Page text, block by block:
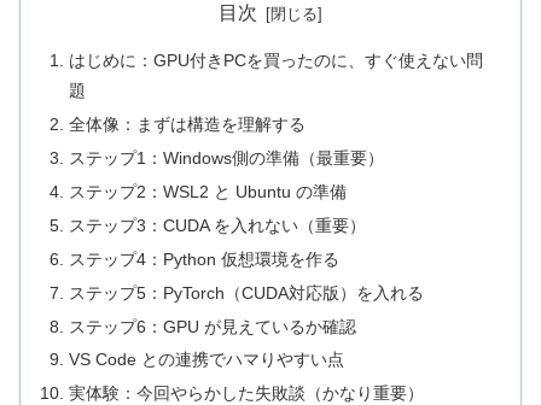
目次
はじめに：GPU付きPCを買ったのに、すぐ使えない問
題
全体像：まずは構造を理解する
ステップ1：Windows側の準備（最重要）
ステップ2：WSL2 と Ubuntu の準備
ステップ3：CUDA を入れない（重要）
ステップ4：Python 仮想環境を作る
ステップ5：PyTorch（CUDA対応版）を入れる
ステップ6：GPU が見えているか確認
VS Code との連携でハマりやすい点
実体験：今回やらかした失敗談（かなり重要）